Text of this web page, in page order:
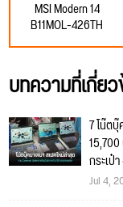
MSI Modern 14
B11MOL-426TH
บทความที่เกี่ย
7 โน๊ต
กระเป๋
Jul 4,